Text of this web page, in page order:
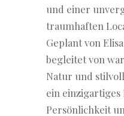
und einer
traumhaften
Geplant von
begleitet von
Natur und
ein
Persönlichkeit